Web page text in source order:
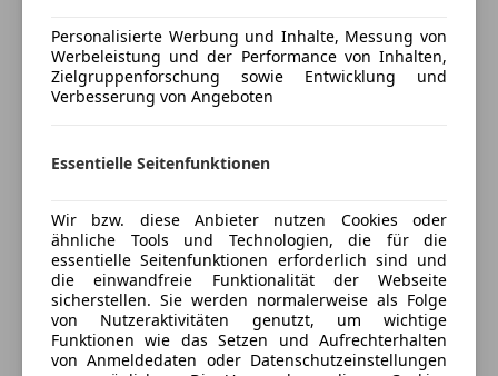
Unterhaltung/Media
Android Auto
Bordcomputer
Induktionsladen für Smartphones
Radio
USB
Volldigitales Kombiinstrument
Sicherheit
Versicherungsschutz an Ihre Bedürfnisse
anpassen
Auto einfach online versichern & Rabatt holen
Jetzt berechnen
Verkäufer Händler
Personalisierte Werbung und Inhalte, Messung von
Werbeleistung und der Performance von Inhalten,
Zielgruppenforschung sowie Entwicklung und
Verbesserung von Angeboten
Essentielle Seitenfunktionen
Wir bzw. diese Anbieter nutzen Cookies oder
ähnliche Tools und Technologien, die für die
essentielle Seitenfunktionen erforderlich sind und
die einwandfreie Funktionalität der Webseite
sicherstellen. Sie werden normalerweise als Folge
von Nutzeraktivitäten genutzt, um wichtige
Funktionen wie das Setzen und Aufrechterhalten
von Anmeldedaten oder Datenschutzeinstellungen